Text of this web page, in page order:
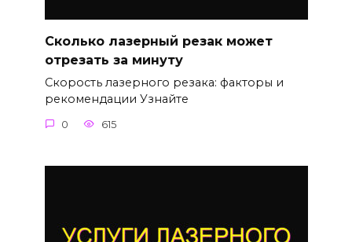
Сколько лазерный резак может
отрезать за минуту
Скорость лазерного резака: факторы и
рекомендации Узнайте
0 615